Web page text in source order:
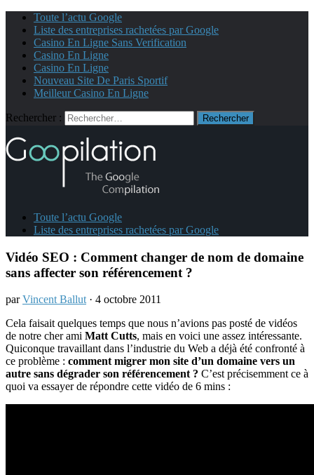
Toute l’actu Google
Liste des entreprises rachetées par Google
Casino En Ligne Sans Verification
Casino En Ligne
Casino En Ligne
Nouveau Site De Paris Sportif
Meilleur Casino En Ligne
Rechercher :
Toute l’actu Google
Liste des entreprises rachetées par Google
Vidéo SEO : Comment changer de nom de domaine
sans affecter son référencement ?
parVincent Ballut· 4 octobre 2011
Cela faisait quelques temps que nous n’avions pas posté de vidéos
de notre cher ami Matt Cutts, mais en voici une assez intéressante.
Quiconque travaillant dans l’industrie du Web a déjà été confronté à
ce problème : comment migrer mon site d’un domaine vers un
autre sans dégrader son référencement ? C’est précisemment ce à
quoi va essayer de répondre cette vidéo de 6 mins :